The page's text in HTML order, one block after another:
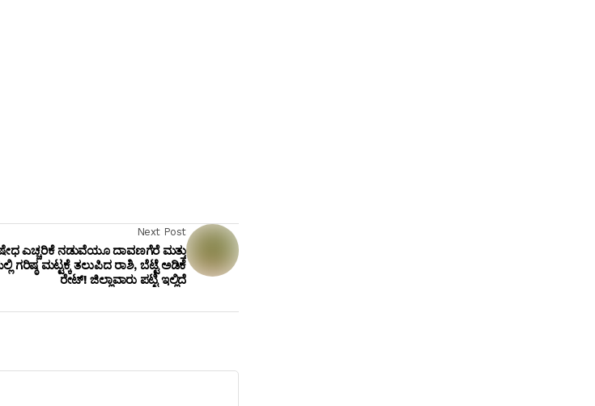
Next Post
ಎಚ್ಚರಿಕೆ ನಡುವೆಯೂ ದಾವಣಗೆರೆ ಮತ್ತು
ಗರಿಷ್ಠ ಮಟ್ಟಕ್ಕೆ ತಲುಪಿದ ರಾಶಿ, ಬೆಟ್ಟೆ ಅಡಿಕೆ
ರೇಟ್! ಜಿಲ್ಲಾವಾರು ಪಟ್ಟಿ ಇಲ್ಲಿದೆ